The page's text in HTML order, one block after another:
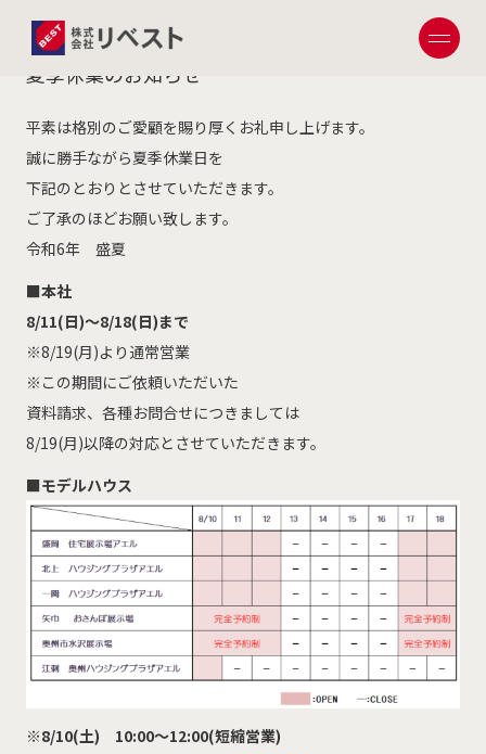
夏季休業のお知らせ
平素は格別のご愛顧を賜り厚くお礼申し上げます。
誠に勝手ながら夏季休業日を
下記のとおりとさせていただきます。
ご了承のほどお願い致します。
令和6年 盛夏
■本社
8/11(日)～8/18(日)まで
※8/19(月)より通常営業
※この期間にご依頼いただいた
資料請求、各種お問合せにつきましては
8/19(月)以降の対応とさせていただきます。
■モデルハウス
※8/10(土) 10:00～12:00(短縮営業)